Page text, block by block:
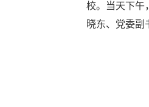
校。当天下午
晓东、党委副